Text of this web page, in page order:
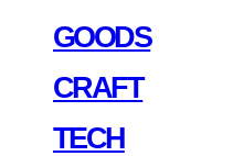
GOODS
CRAFT
TECH